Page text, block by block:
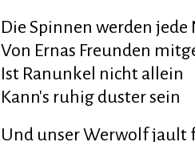
Die Spinnen werden jede
Von Ernas Freunden
Ist Ranunkel nicht allein
Kann's ruhig duster sein
Und unser Werwolf jault